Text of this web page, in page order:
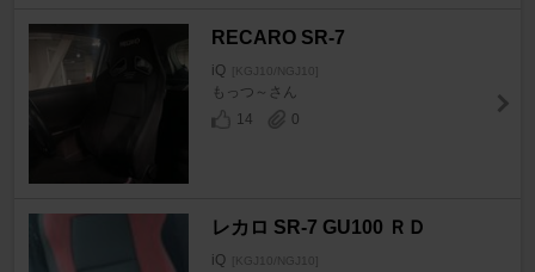
RECARO SR-7
iQ [KGJ10/NGJ10]
もっつ～さん
14
0
レカロ SR-7 GU100 ＲＤ
iQ [KGJ10/NGJ10]